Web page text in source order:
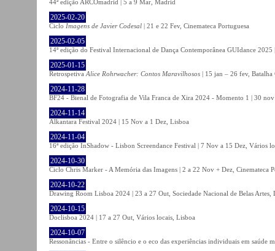
44ª edição ARCOmadrid | 5 a 9 Mar, Madrid
2025-02-20
Ciclo Imagens de Javier Codesal | 21 e 22 Fev, Cinemateca Portuguesa
2025-02-05
14ª edição do Festival Internacional de Dança Contemporânea GUIdance 2025
2025-01-15
Retrospetiva Alice Rohrwacher: Contos Maravilhosos | 15 jan – 26 fev, Batalha
2024-11-28
BF24 - Bienal de Fotografia de Vila Franca de Xira 2024 - Momento 1 | 30
2024-11-14
Alkantara Festival 2024 | 15 Nov a 1 Dez, Lisboa
2024-11-04
16ª edição InShadow - Lisbon Screendance Festival | 7 Nov a 15 Dez, Vários
2024-10-30
Ciclo Chris Marker - A Memória das Imagens | 2 a 22 Nov + Dez, Cinemateca
2024-10-22
Drawing Room Lisboa 2024 | 23 a 27 Out, Sociedade Nacional de Belas Artes,
2024-10-15
Doclisboa 2024 | 17 a 27 Out, Vários locais, Lisboa
2024-10-07
Ressonâncias - Entre o silêncio e o eco das experiências individuais em